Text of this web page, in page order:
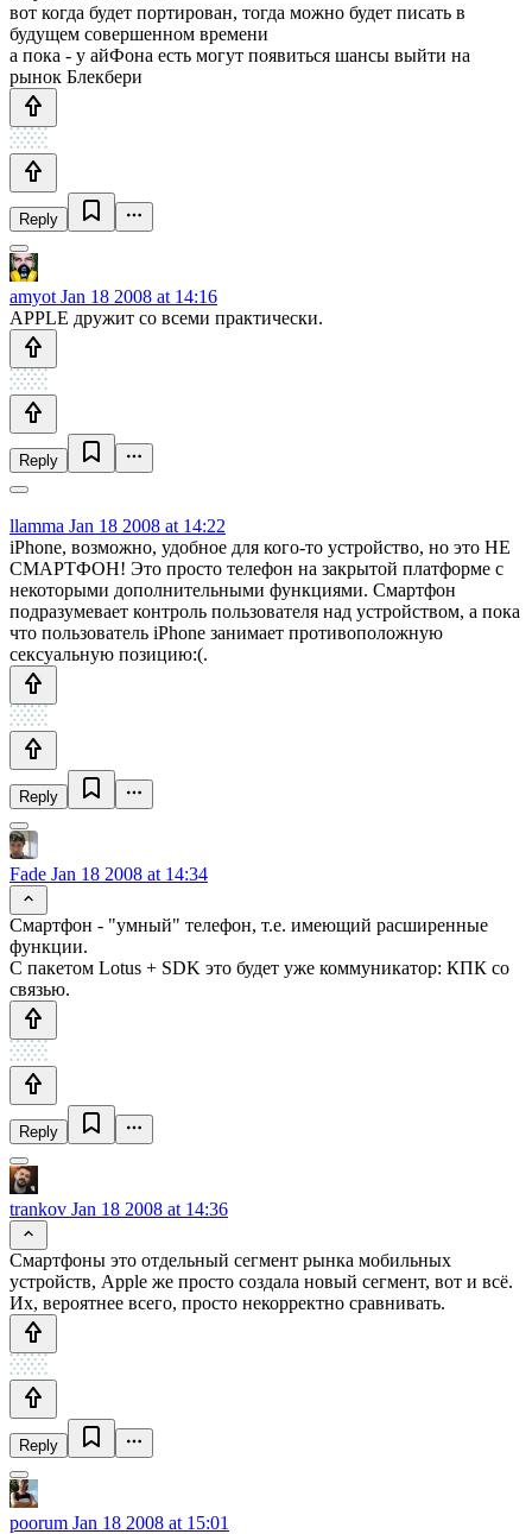
вот когда будет портирован, тогда можно будет писать в
будущем совершенном времени
а пока - у айФона есть могут появиться шансы выйти на
рынок Блекбери
Reply
amyot Jan 18 2008 at 14:16
APPLE дружит со всеми практически.
Reply
llamma Jan 18 2008 at 14:22
iPhone, возможно, удобное для кого-то устройство, но это НЕ
СМАРТФОН! Это просто телефон на закрытой платформе с
некоторыми дополнительными функциями. Смартфон
подразумевает контроль пользователя над устройством, а пока
что пользователь iPhone занимает противоположную
сексуальную позицию:(.
Reply
Fade Jan 18 2008 at 14:34
Смартфон - "умный" телефон, т.е. имеющий расширенные
функции.
С пакетом Lotus + SDK это будет уже коммуникатор: КПК со
связью.
Reply
trankov Jan 18 2008 at 14:36
Смартфоны это отдельный сегмент рынка мобильных
устройств, Apple же просто создала новый сегмент, вот и всё.
Их, вероятнее всего, просто некорректно сравнивать.
Reply
poorum Jan 18 2008 at 15:01